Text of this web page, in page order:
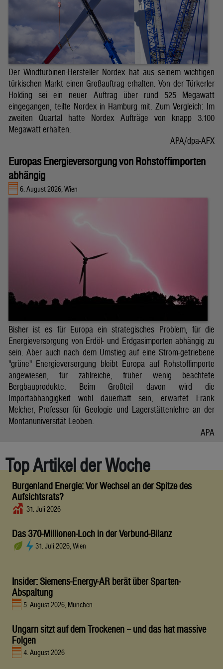
Der Windturbinen-Hersteller Nordex hat aus seinem wichtigen
türkischen Markt einen Großauftrag erhalten. Von der Türkerler
Holding sei ein neuer Auftrag über rund 525 Megawatt
eingegangen, teilte Nordex in Hamburg mit. Zum Vergleich: Im
zweiten Quartal hatte Nordex Aufträge von knapp 3.100
Megawatt erhalten.
APA/dpa-AFX
Europas Energieversorgung von Rohstoffimporten
abhängig
6. August 2026, Wien
Bisher ist es für Europa ein strategisches Problem, für die
Energieversorgung von Erdöl- und Erdgasimporten abhängig zu
sein. Aber auch nach dem Umstieg auf eine Strom-getriebene
"grüne" Energieversorgung bleibt Europa auf Rohstoffimporte
angewiesen, für zahlreiche, früher wenig beachtete
Bergbauprodukte. Beim Großteil davon wird die
Importabhängigkeit wohl dauerhaft sein, erwartet Frank
Melcher, Professor für Geologie und Lagerstättenlehre an der
Montanuniversität Leoben.
APA
Top Artikel der Woche
Burgenland Energie: Vor Wechsel an der Spitze des
Aufsichtsrats?
31. Juli 2026
Das 370-Millionen-Loch in der Verbund-Bilanz
31. Juli 2026, Wien
Insider: Siemens-Energy-AR berät über Sparten-
Abspaltung
5. August 2026, München
Ungarn sitzt auf dem Trockenen – und das hat massive
Folgen
4. August 2026